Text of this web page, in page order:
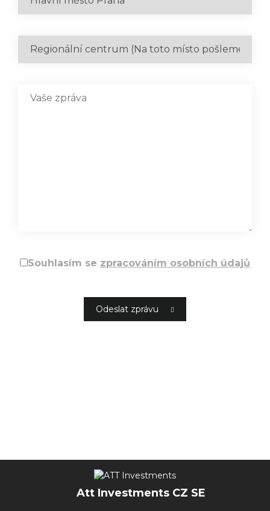
Souhlasím se zpracováním osobních údajů
Odeslat zprávu
Att Investments CZ SE